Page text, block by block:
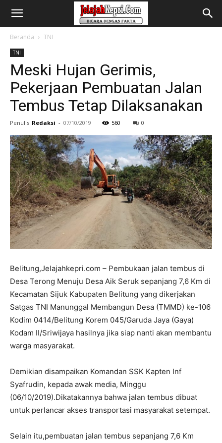
Beranda TNI
TNI
Meski Hujan Gerimis,
Pekerjaan Pembuatan Jalan
Tembus Tetap Dilaksanakan
Penulis Redaksi - 07/10/2019 560 0
Belitung,Jelajahkepri.com – Pembukaan jalan tembus di
Desa Terong Menuju Desa Aik Seruk sepanjang 7,6 Km di
Kecamatan Sijuk Kabupaten Belitung yang dikerjakan
Satgas TNI Manunggal Membangun Desa (TMMD) ke-106
Kodim 0414/Belitung Korem 045/Garuda Jaya (Gaya)
Kodam II/Sriwijaya hasilnya jika siap nanti akan membantu
warga masyarakat.
Demikian disampaikan Komandan SSK Kapten Inf
Syafrudin, kepada awak media, Minggu
(06/10/2019).Dikatakannya bahwa jalan tembus dibuat
untuk perlancar akses transportasi masyarakat setempat.
Selain itu,pembuatan jalan tembus sepanjang 7,6 Km